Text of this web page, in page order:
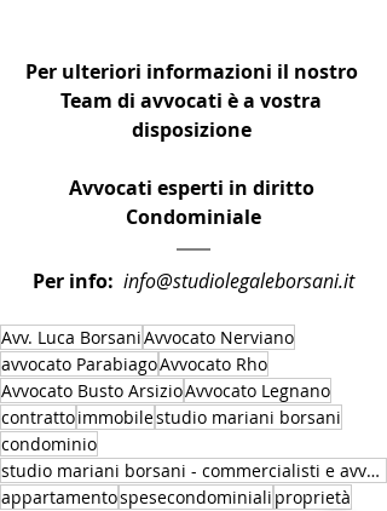
Per ulteriori informazioni il nostro
Team di avvocati è a vostra
disposizione
Avvocati esperti in diritto
Condominiale
Per info: info@studiolegaleborsani.it
Avv. Luca BorsaniAvvocato Nerviano
avvocato ParabiagoAvvocato Rho
Avvocato Busto ArsizioAvvocato Legnano
contrattoimmobilestudio mariani borsani
condominio
studio mariani borsani - commercialisti e avvocati
appartamentospesecondominiali proprietà